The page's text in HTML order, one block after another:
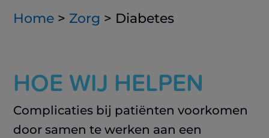
Home > Zorg > Diabetes
HOE WIJ HELPEN
Complicaties bij patiënten voorkomen
door samen te werken aan een